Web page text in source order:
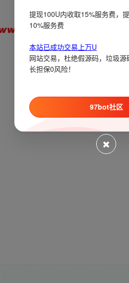
提现100U内收取15%服务费，
10%服务费
本站已成功交易上万U
网站交易，杜绝假源码，垃圾
长担保0风险！
97bot社区